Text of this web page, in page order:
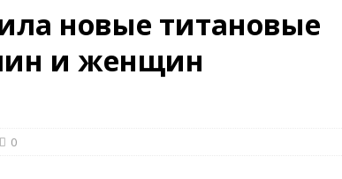
новые титановые
и женщин
0